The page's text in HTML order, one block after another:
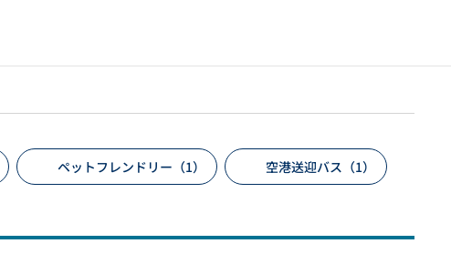
ペットフレンドリー（1） 空港送迎バス（1）